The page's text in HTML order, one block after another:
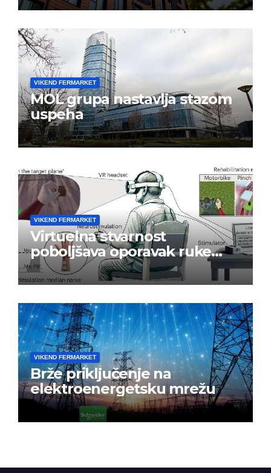
VIKEND FERMARKET
MOL grupa nastavlja stazom
uspeha
VIKEND FERMARKET
Virtuelna stvarnost
poboljšava oporavak ruke
nakon moždanog udara
VIKEND FERMARKET
Brže priključenje na
elektroenergetsku mrežu